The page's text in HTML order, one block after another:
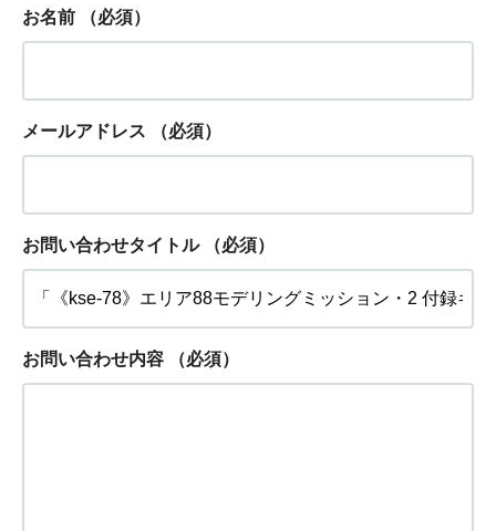
お名前 （必須）
メールアドレス （必須）
お問い合わせタイトル （必須）
お問い合わせ内容 （必須）